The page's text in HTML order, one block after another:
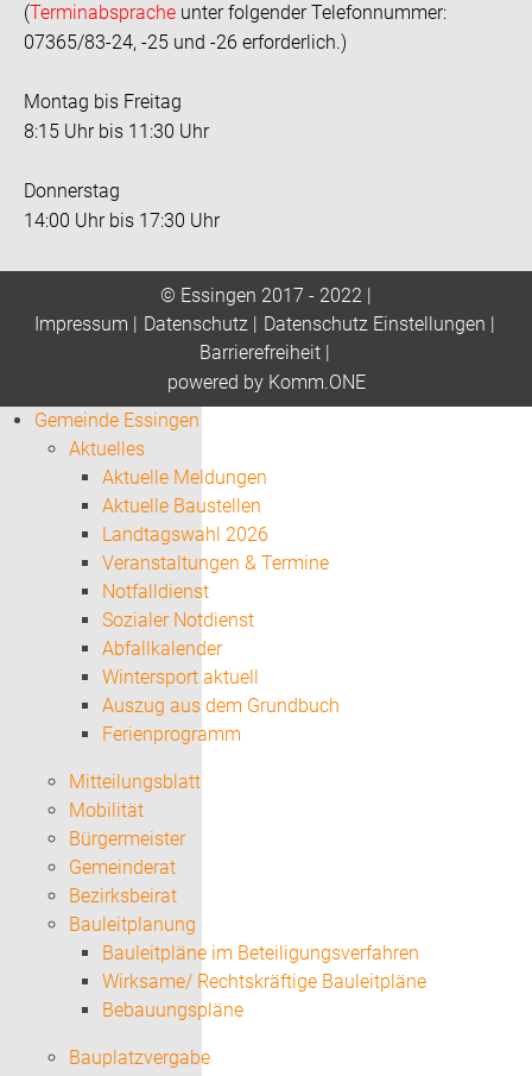
(Terminabsprache unter folgender Telefonnummer:
07365/83-24, -25 und -26 erforderlich.)
Montag bis Freitag
8:15 Uhr bis 11:30 Uhr
Donnerstag
14:00 Uhr bis 17:30 Uhr
© Essingen 2017 - 2022 |
Impressum | Datenschutz | Datenschutz Einstellungen |
Barrierefreiheit|
powered by Komm.ONE
Gemeinde Essingen
Aktuelles
Aktuelle Meldungen
Aktuelle Baustellen
Landtagswahl 2026
Veranstaltungen & Termine
Notfalldienst
Sozialer Notdienst
Abfallkalender
Wintersport aktuell
Auszug aus dem Grundbuch
Ferienprogramm
Mitteilungsblatt
Mobilität
Bürgermeister
Gemeinderat
Bezirksbeirat
Bauleitplanung
Bauleitpläne im Beteiligungsverfahren
Wirksame/ Rechtskräftige Bauleitpläne
Bebauungspläne
Bauplatzvergabe